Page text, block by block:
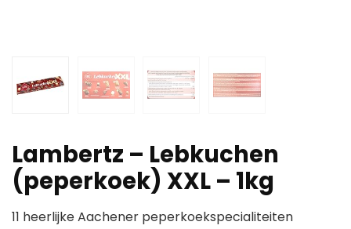
Lambertz – Lebkuchen
(peperkoek) XXL – 1kg
11 heerlijke Aachener peperkoekspecialiteiten